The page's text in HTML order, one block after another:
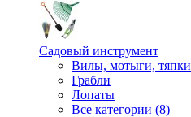
Садовый инструмент
Вилы, мотыги, тяпки
Грабли
Лопаты
Все категории (8)